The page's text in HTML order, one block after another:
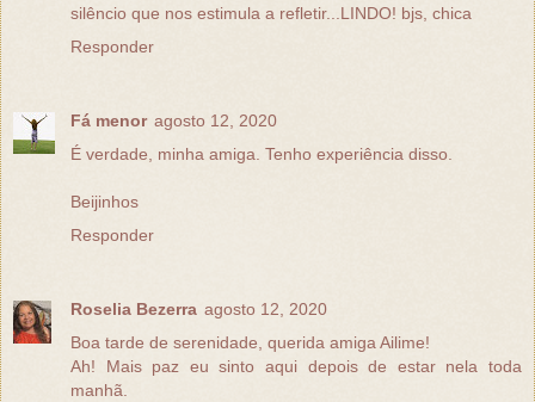
silêncio que nos estimula a refletir...LINDO! bjs, chica
Responder
Fá menor agosto 12, 2020
É verdade, minha amiga. Tenho experiência disso.
Beijinhos
Responder
Roselia Bezerra agosto 12, 2020
Boa tarde de serenidade, querida amiga Ailime!
Ah! Mais paz eu sinto aqui depois de estar nela toda
manhã.